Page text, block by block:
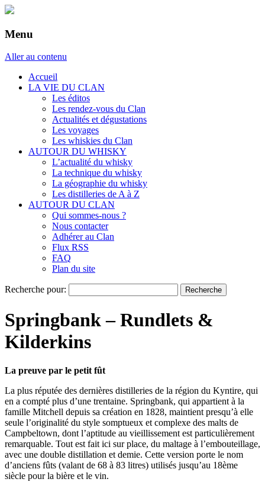
Menu
Aller au contenu
Accueil
LA VIE DU CLAN
Les éditos
Les rendez-vous du Clan
Actualités et dégustations
Les voyages
Les whiskies du Clan
AUTOUR DU WHISKY
L’actualité du whisky
La technique du whisky
La géographie du whisky
Les distilleries de A à Z
AUTOUR DU CLAN
Qui sommes-nous ?
Nous contacter
Adhérer au Clan
Flux RSS
FAQ
Plan du site
Recherche pour:
Springbank – Rundlets &
Kilderkins
La preuve par le petit fût
La plus réputée des dernières distilleries de la région du Kyntire, qui
en a compté plus d’une trentaine. Springbank, qui appartient à la
famille Mitchell depuis sa création en 1828, maintient presqu’à elle
seule l’originalité du style somptueux et complexe des malts de
Campbeltown, dont l’aptitude au vieillissement est particulièrement
remarquable. Tout est fait ici sur place, du maltage à l’embouteillage,
avec une double distillation et demie. Cette version porte le nom
d’anciens fûts (valant de 68 à 83 litres) utilisés jusqu’au 18ème
siècle pour la bière et le vin.